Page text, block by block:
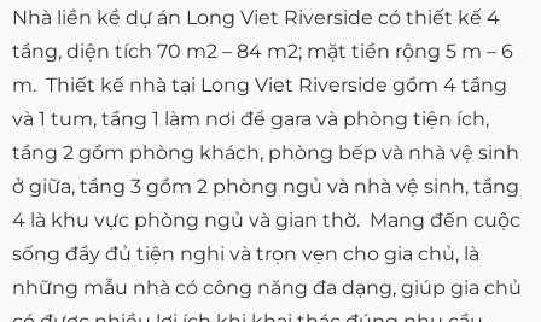
Nhà liền kề dự án Long Viet Riverside có thiết kế 4
tầng, diện tích 70 m2 – 84 m2; mặt tiền rộng 5 m – 6
m. Thiết kế nhà tại Long Viet Riverside gồm 4 tầng
và 1 tum, tầng 1 làm nơi để gara và phòng tiện ích,
tầng 2 gồm phòng khách, phòng bếp và nhà vệ sinh
ở giữa, tầng 3 gồm 2 phòng ngủ và nhà vệ sinh, tầng
4 là khu vực phòng ngủ và gian thờ. Mang đến cuộc
sống đầy đủ tiện nghi và trọn vẹn cho gia chủ, là
những mẫu nhà có công năng đa dạng, giúp gia chủ